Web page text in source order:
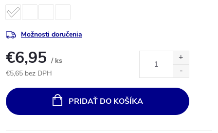
Možnosti doručenia
€6,95 / ks
€5,65 bez DPH
cena:
PRIDAŤ DO KOŠÍKA